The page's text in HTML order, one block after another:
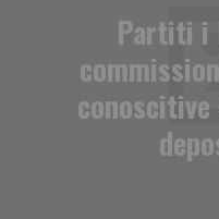
Partiti i